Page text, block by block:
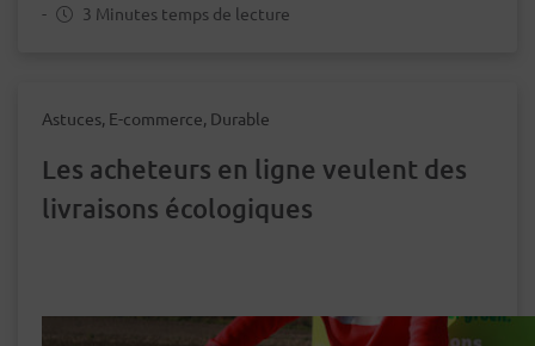
-
3 Minutes temps de lecture
Astuces, E-commerce, Durable
Les acheteurs en ligne veulent des
livraisons écologiques